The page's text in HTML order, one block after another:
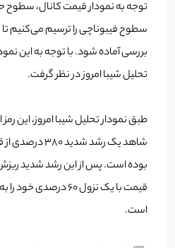
توجه به نمودار قیمت کانال،
سطوح فیبوناچی را ترسیم می‌کنیم تا
بررسی آماده شود. با توجه به این
تحلیل شیبا امروز در نظر گرفت.
طبق نمودار تحلیل شیبا امروز، این
بوده است. پس از این رشد شدید
است.